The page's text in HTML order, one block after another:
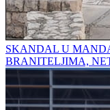
SKANDAL U
BRANITELJIMA,